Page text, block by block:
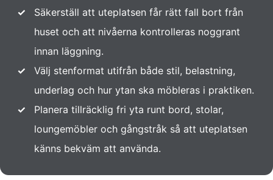
✓
Säkerställ att uteplatsen får rätt fall bort från
huset och att nivåerna kontrolleras noggrant
innan läggning.
✓
Välj stenformat utifrån både stil, belastning,
underlag och hur ytan ska möbleras i praktiken.
✓
Planera tillräcklig fri yta runt bord, stolar,
loungemöbler och gångstråk så att uteplatsen
känns bekväm att använda.